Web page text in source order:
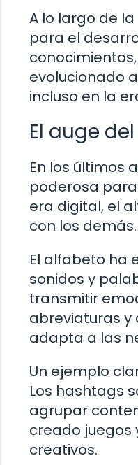
A lo largo de
para el
evolucionado
incluso en la
El auge
En los últimos
poderosa
era digital, el
con los demás.
El alfabeto ha
sonidos y
transmitir
abreviaturas y
adapta a las
Un ejemplo
Los hashtags
agrupar
creado juegos
creativos.